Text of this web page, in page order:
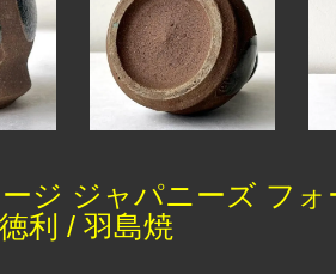
ジ ジャパニーズ フォ
利 / 羽島焼